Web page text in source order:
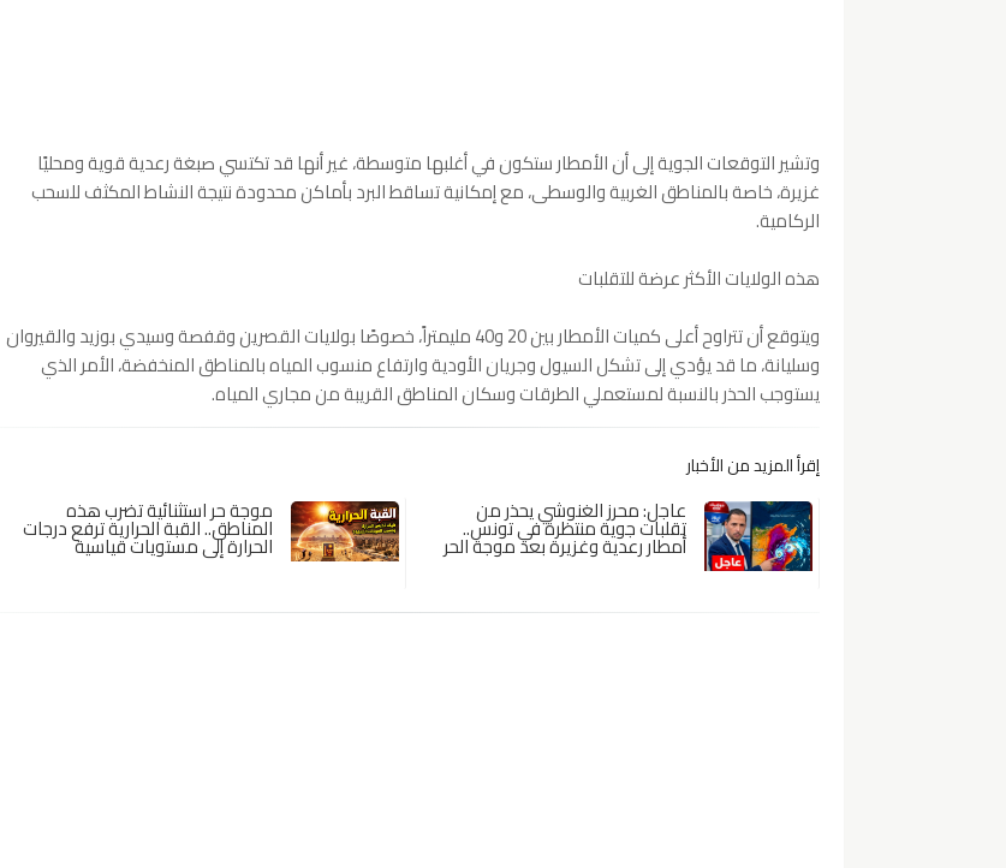
وتشير التوقعات الجوية إلى أن الأمطار ستكون في أغلبها متوسطة، غير أنها قد تكتسي صبغة رعدية قوية ومحليًا
غزيرة، خاصة بالمناطق الغربية والوسطى، مع إمكانية تساقط البرد بأماكن محدودة نتيجة النشاط المكثف للسحب
الركامية.
هذه الولايات الأكثر عرضة للتقلبات
ويتوقع أن تتراوح أعلى كميات الأمطار بين 20 و40 مليمتراً، خصوصًا بولايات القصرين وقفصة وسيدي بوزيد والقيروان
وسليانة، ما قد يؤدي إلى تشكل السيول وجريان الأودية وارتفاع منسوب المياه بالمناطق المنخفضة، الأمر الذي
يستوجب الحذر بالنسبة لمستعملي الطرقات وسكان المناطق القريبة من مجاري المياه.
إقرأ المزيد من الأخبار
عاجل: محرز الغنوشي يحذر من
تقلبات جوية منتظرة في تونس..
أمطار رعدية وغزيرة بعد موجة الحر
موجة حر استثنائية تضرب هذه
المناطق.. القبة الحرارية ترفع درجات
الحرارة إلى مستويات قياسية